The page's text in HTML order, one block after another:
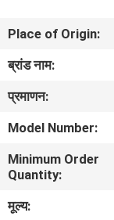
वीडियो
बारे
में
कारखाना
Place of Origin:
ब्रांड नाम:
प्रमाणन:
Model Number:
Minimum Order
Quantity:
मूल्य: